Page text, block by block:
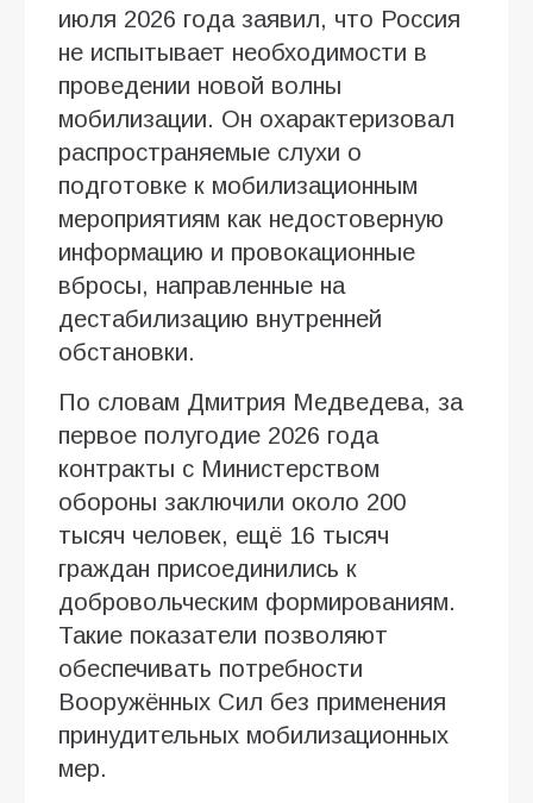
июля 2026 года заявил, что Россия
не испытывает необходимости в
проведении новой волны
мобилизации. Он охарактеризовал
распространяемые слухи о
подготовке к мобилизационным
мероприятиям как недостоверную
информацию и провокационные
вбросы, направленные на
дестабилизацию внутренней
обстановки.
По словам Дмитрия Медведева, за
первое полугодие 2026 года
контракты с Министерством
обороны заключили около 200
тысяч человек, ещё 16 тысяч
граждан присоединились к
добровольческим формированиям.
Такие показатели позволяют
обеспечивать потребности
Вооружённых Сил без применения
принудительных мобилизационных
мер.